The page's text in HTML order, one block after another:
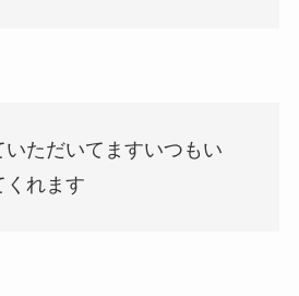
いただいてますいつもい
くれます